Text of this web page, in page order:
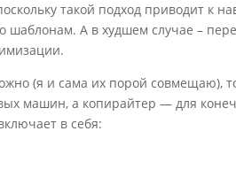
такой подход приводит к
шаблонам. А в худшем случае –
(я и сама их порой совмещаю),
машин, а копирайтер — для
в себя: